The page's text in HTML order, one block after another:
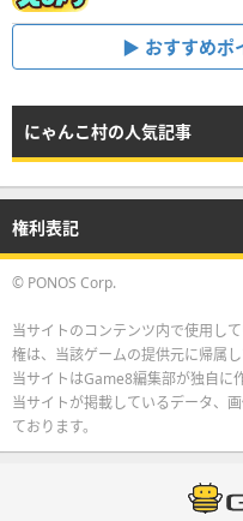
おすすめポ
にゃんこ村の人気記事
権利表記
© PONOS Corp.
当サイトのコンテンツ内で使用し
権は、当該ゲームの提供元に帰属し
当サイトはGame8編集部が独自に
当サイトが掲載しているデータ、
ております。